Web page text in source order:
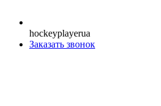
hockeyplayerua
Заказать звонок